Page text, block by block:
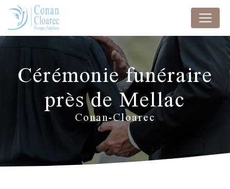
Cérémonie funéraire
près de Mellac
Conan-Cloarec
Panneau de gestion des cookies